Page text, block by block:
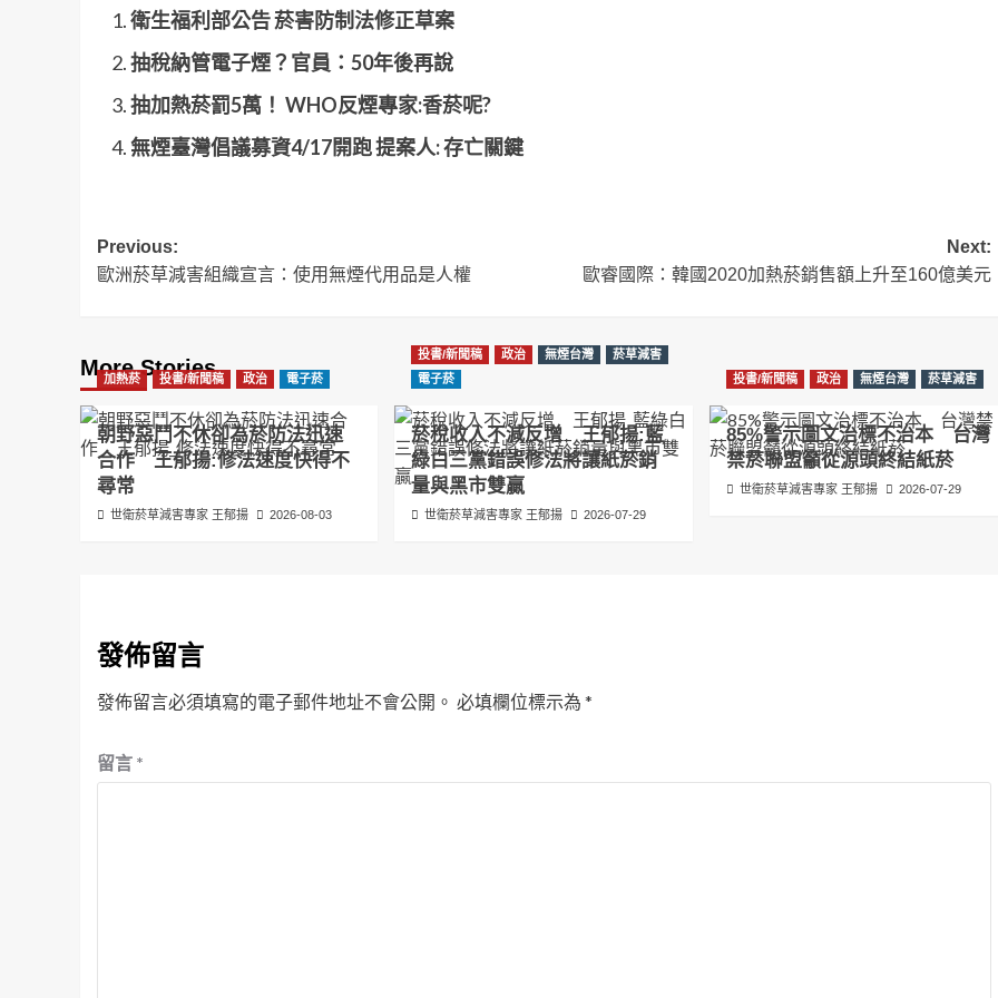
衛生福利部公告 菸害防制法修正草案
抽稅納管電子煙？官員：50年後再說
抽加熱菸罰5萬！ WHO反煙專家:香菸呢?
無煙臺灣倡議募資4/17開跑 提案人: 存亡關鍵
Post
navigation
Previous:
歐洲菸草減害組織宣言：使用無煙代用品是人權
Next:
歐睿國際：韓國2020加熱菸銷售額上升至160億美元
More Stories
加熱菸 投書/新聞稿 政治 電子菸
朝野惡鬥不休卻為菸防法迅速
合作 王郁揚:修法速度快得不
尋常
世衛菸草減害專家 王郁揚 2026-08-03
投書/新聞稿 政治 無煙台灣
菸草減害
電子菸
菸稅收入不減反增 王郁揚:藍
綠白三黨錯誤修法將讓紙菸銷
量與黑市雙贏
世衛菸草減害專家 王郁揚 2026-07-29
投書/新聞稿 政治 無煙台灣 菸草減害
85%警示圖文治標不治本 台灣
禁菸聯盟籲從源頭終結紙菸
世衛菸草減害專家 王郁揚 2026-07-29
發佈留言
發佈留言必須填寫的電子郵件地址不會公開。 必填欄位標示為 *
留言 *